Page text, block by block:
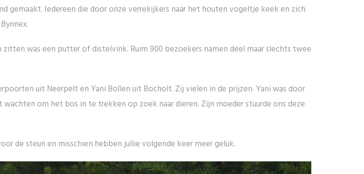
gemaakt. Iedereen die door onze verrekijkers naar het houten vogeltje keek en zich
was een putter of distelvink. Ruim 900 bezoekers namen deel maar slechts twee
uit Neerpelt en Yani Bollen uit Bocholt. Zij vielen in de prijzen. Yani was door
om het bos in te trekken op zoek naar dieren. Zijn moeder stuurde ons deze
de steun en misschien hebben jullie volgende keer meer geluk.